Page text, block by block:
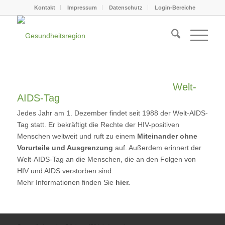
Kontakt Impressum Datenschutz Login-Bereiche
Welt-
AIDS-Tag
Jedes Jahr am 1. Dezember findet seit 1988 der Welt-AIDS-
Tag statt. Er bekräftigt die Rechte der HIV-positiven
Menschen weltweit und ruft zu einem Miteinander ohne
Vorurteile und Ausgrenzung auf. Außerdem erinnert der
Welt-AIDS-Tag an die Menschen, die an den Folgen von
HIV und AIDS verstorben sind.
Mehr Informationen finden Sie hier.